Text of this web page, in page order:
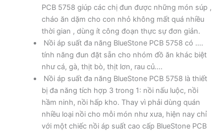
PCB 5758 giúp các chị đun được những món súp ,
cháo ăn dặm cho con nhỏ không mất quá nhiều
thời gian , dùng ít công đoạn thực sự đơn giản.
Nồi áp suất đa năng BlueStone PCB 5758 có ….
tính năng đun đặt sẵn cho nhóm đồ ăn khác biệt
như cá, gà, thịt bò, thịt lơn, rau củ….
Nồi áp suất đa năng BlueStone PCB 5758 là thiết
bị đa năng tích hợp 3 trong 1: nồi nấu luộc, nồi
hầm ninh, nồi hấp kho. Thay vì phải dùng quán
nhiều loại nồi cho mỗi món như xưa, hiện nay chỉ
với một chiếc nồi áp suất cao cấp BlueStone PCB